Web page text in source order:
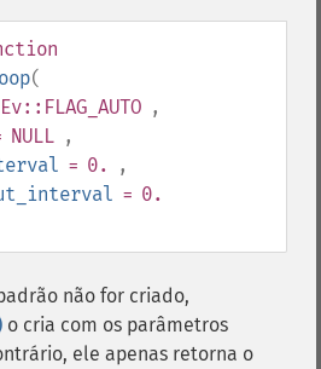
(
,
NULL ,
= 0.
,
= 0.
não for criado,
o cria com os parâmetros
ele apenas retorna o